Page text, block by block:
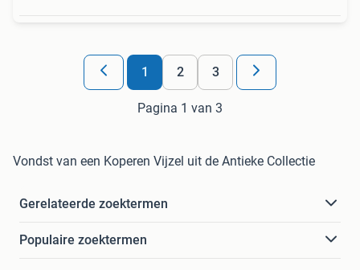
1 2 3
Pagina 1 van 3
Vondst van een Koperen Vijzel uit de Antieke Collectie
Gerelateerde zoektermen
Populaire zoektermen